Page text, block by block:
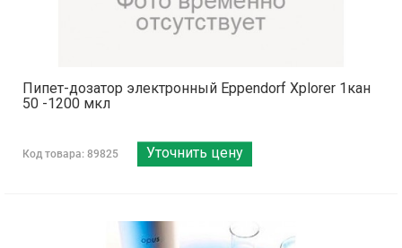
Пипет-дозатор электронный Eppendorf Xplorer 1кан
50 -1200 мкл
Код товара: 89825 Уточнить цену